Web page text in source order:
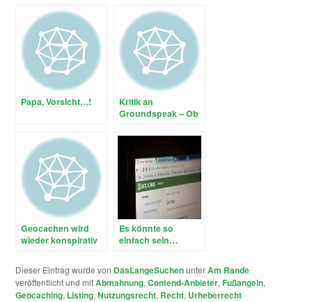
Papa, Vorsicht…!
Kritik an
Groundspeak – Ob
Weg ist?
Geocachen wird
wieder konspirativ
Es könnte so
einfach sein…
Dieser Eintrag wurde von DasLangeSuchenunterAm Rande
veröffentlicht und mitAbmahnung,Contend-Anbieter,Fußangeln,
Geocaching, Listing,Nutzungsrecht, Recht, Urheberrecht